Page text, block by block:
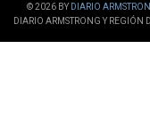
© 2026 BY DIARIO
DIARIO ARMSTRONG Y REGIÓN